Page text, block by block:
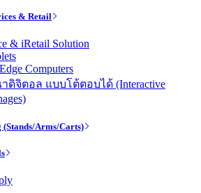
& Retail
& iRetail Solution
Computers
จิตอล แบบโต้ตอบได้ (Interactive
Arms/Carts)